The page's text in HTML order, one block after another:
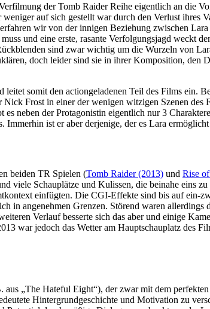
der Tomb Raider Reihe eigentlich an die
auf sich gestellt war durch den Verlust ihres
wir von der innigen Beziehung zwischen
und eine erste, rasante Verfolgungsjagd weckt
sind zwar wichtig um die Wurzeln von
doch leider sind sie in ihrer Komposition, den
somit den actiongeladenen Teil des Films ein.
Frost in einer der wenigen witzigen Szenen
neben der Protagonistin eigentlich nur 3
Immerhin ist er aber derjenige, der es Lara
beiden TR Spielen (Tomb Raider (2013) und Rise
viele Schauplätze und Kulissen, die beinahe eins
einfügten. Die CGI-Effekte sind bis auf ein-
in angenehmen Grenzen. Störend waren
Verlauf besserte sich das aber und einige
war jedoch das Wetter am Hauptschauplatz des
„The Hateful Eight“), der zwar mit dem
Hintergrundgeschichte und Motivation zu